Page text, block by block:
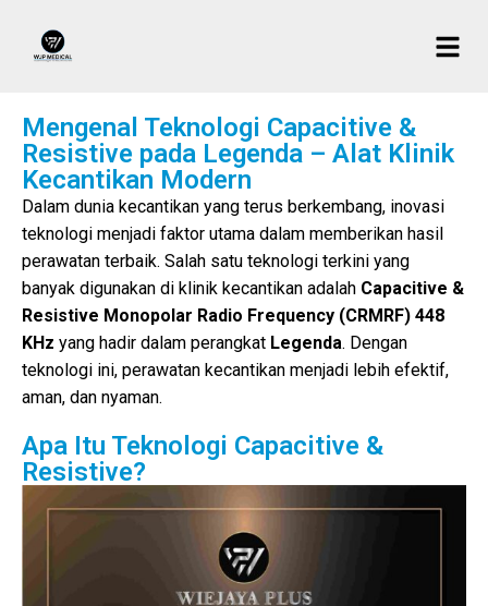
Mengenal Teknologi Capacitive &
Resistive pada Legenda – Alat Klinik
Kecantikan Modern
Dalam dunia kecantikan yang terus berkembang, inovasi
teknologi menjadi faktor utama dalam memberikan hasil
perawatan terbaik. Salah satu teknologi terkini yang
banyak digunakan di klinik kecantikan adalah Capacitive &
Resistive Monopolar Radio Frequency (CRMRF) 448
KHz yang hadir dalam perangkat Legenda. Dengan
teknologi ini, perawatan kecantikan menjadi lebih efektif,
aman, dan nyaman.
Apa Itu Teknologi Capacitive &
Resistive?